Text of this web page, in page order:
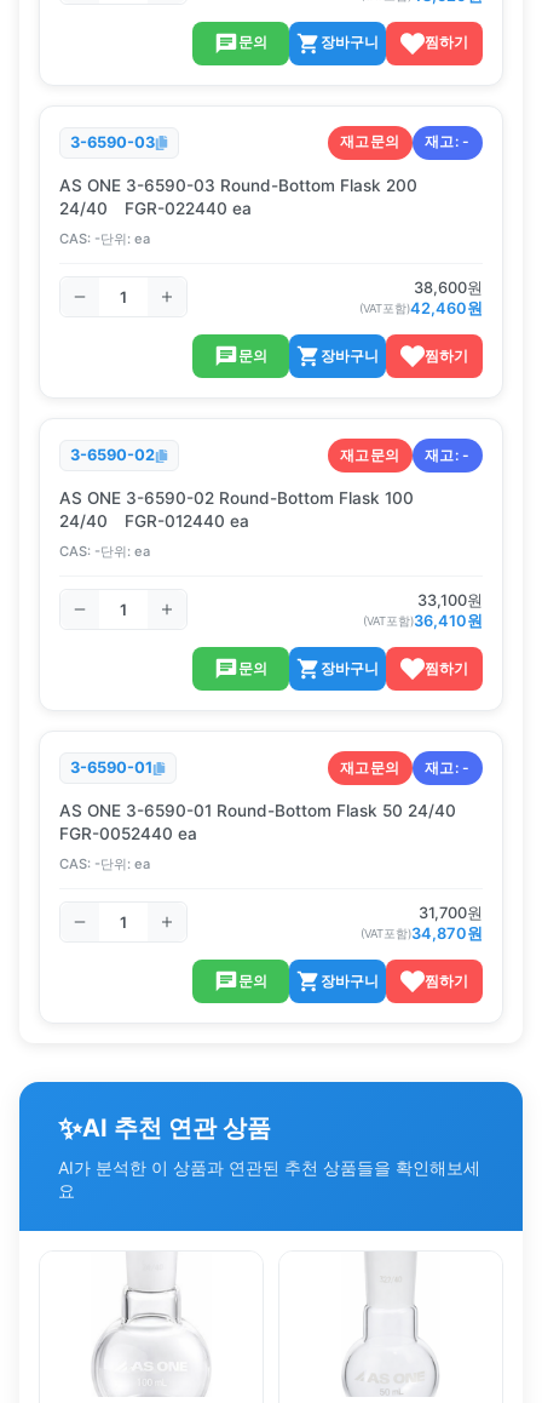
문의 장바구니 찜하기
3-6590-03 재고문의 재고:-
AS ONE 3-6590-03 Round-Bottom Flask 200
24/40 FGR-022440 ea
CAS: -단위: ea
38,600원
(VAT포함)42,460원
문의 장바구니 찜하기
3-6590-02 재고문의 재고:-
AS ONE 3-6590-02 Round-Bottom Flask 100
24/40 FGR-012440 ea
CAS: -단위: ea
33,100원
(VAT포함)36,410원
문의 장바구니 찜하기
3-6590-01 재고문의 재고:-
AS ONE 3-6590-01 Round-Bottom Flask 50 24/40
FGR-0052440 ea
CAS: -단위: ea
31,700원
(VAT포함)34,870원
문의 장바구니 찜하기
✨AI 추천 연관 상품
AI가 분석한 이 상품과 연관된 추천 상품들을 확인해보세
요